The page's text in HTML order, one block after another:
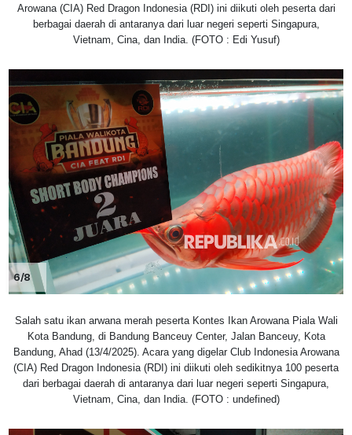
Arowana (CIA) Red Dragon Indonesia (RDI) ini diikuti oleh peserta dari
berbagai daerah di antaranya dari luar negeri seperti Singapura,
Vietnam, Cina, dan India. (FOTO : Edi Yusuf)
6/8
Salah satu ikan arwana merah peserta Kontes Ikan Arowana Piala Wali
Kota Bandung, di Bandung Banceuy Center, Jalan Banceuy, Kota
Bandung, Ahad (13/4/2025). Acara yang digelar Club Indonesia Arowana
(CIA) Red Dragon Indonesia (RDI) ini diikuti oleh sedikitnya 100 peserta
dari berbagai daerah di antaranya dari luar negeri seperti Singapura,
Vietnam, Cina, dan India. (FOTO : undefined)